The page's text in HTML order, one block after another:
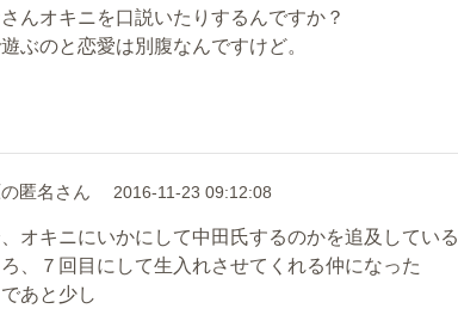
んオキニを口説いたりするんですか？
ぶのと恋愛は別腹なんですけど。
匿名さん 2016-11-23 09:12:08
オキニにいかにして中田氏するのかを追及している
、７回目にして生入れさせてくれる仲になった
あと少し